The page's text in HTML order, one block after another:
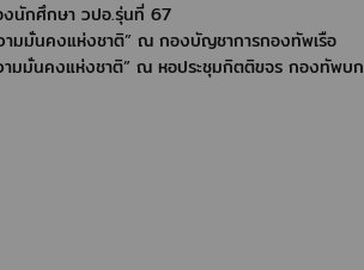
งนักศึกษา วปอ.รุ่นที่ 67
ามมั่นคงแห่งชาติ” ณ กองบัญชาการกองทัพเรือ
ามมั่นคงแห่งชาติ” ณ หอประชุมกิตติขจร กองทัพบก